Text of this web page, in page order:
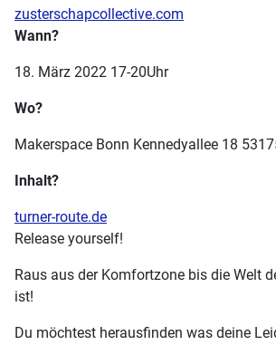
zusterschapcollective.com
Wann?
18. März 2022 17-20Uhr
Wo?
Makerspace Bonn Kennedyallee 18
Inhalt?
turner-route.de
Release yourself!
Raus aus der Komfortzone bis die Welt
ist!
Du möchtest herausfinden was deine